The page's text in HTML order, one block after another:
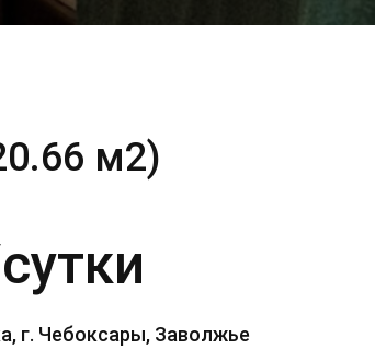
м2)
г. Чебоксары, Заволжье